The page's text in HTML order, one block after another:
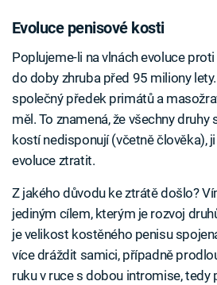
Evoluce penisové kosti
Poplujeme-li na vlnách evoluce
do doby zhruba před 95 miliony
společný předek primátů a
měl. To znamená, že všechny druhy
kostí nedisponují (včetně člověka),
evoluce ztratit.
Z jakého důvodu ke ztrátě došlo?
jediným cílem, kterým je rozvoj
je velikost kostěného penisu
více dráždit samici, případně
ruku v ruce s dobou intromise, tedy